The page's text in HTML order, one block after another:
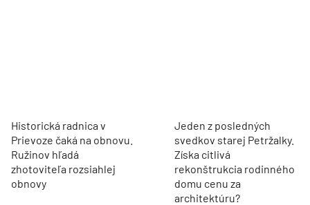
Historická radnica v
Prievoze čaká na obnovu.
Ružinov hľadá
zhotoviteľa rozsiahlej
obnovy
Jeden z posledných
svedkov starej Petržalky.
Získa citlivá
rekonštrukcia rodinného
domu cenu za
architektúru?